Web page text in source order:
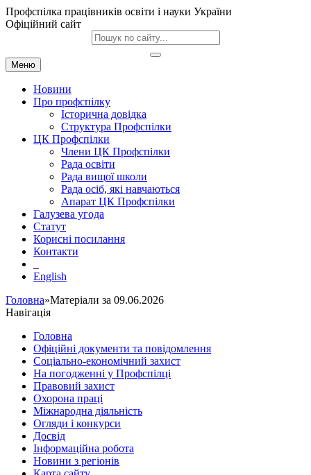
Профспілка працівників освіти і науки України
Офіційний сайт
Меню
Новини
Про профспілку
Історична довідка
Структура Профспілки
ЦК Профспілки
Члени ЦК Профспілки
Рада освіти
Рада вищої школи
Рада осіб, які навчаються
Апарат ЦК Профспілки
Галузева угода
Статут
Корисні посилання
Контакти
English
Головна»Матеріали за 09.06.2026
Навігація
Головна
Офіційні документи та повідомлення
Соціально-економічний захист
На погодженні у Профспілці
Правовий захист
Охорона праці
Міжнародна діяльність
Огляди і конкурси
Досвід
Інформаційна робота
Новини з регіонів